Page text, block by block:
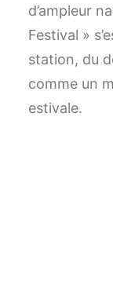
d’ampleur
Festival »
station, du
comme un
estivale.